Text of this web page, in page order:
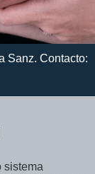
Sanz. Contacto:
sistema